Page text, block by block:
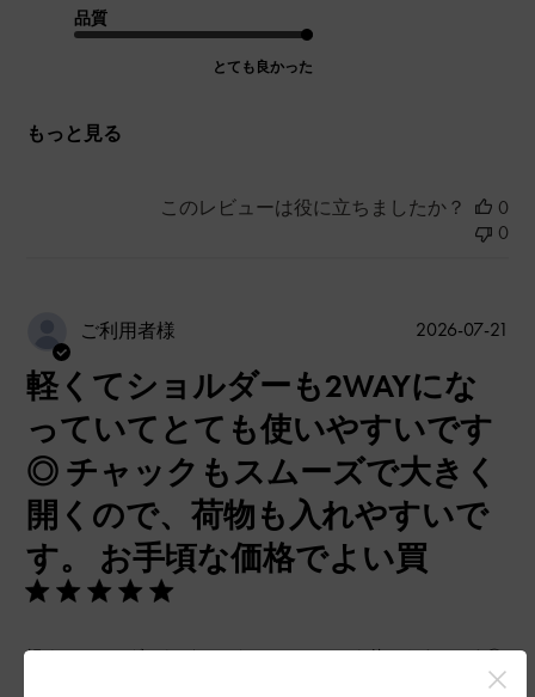
品質
とても良かった
もっと見る
このレビューは役に立ちましたか？
0
0
ご利用者様
軽くてショルダーも2WAYにな
っていてとても使いやすいです
◎ チャックもスムーズで大きく
開くので、荷物も入れやすいで
す。 お手頃な価格でよい買
軽くてショルダーも2WAYになっていてとても使いやすいです◎
2026-07-21